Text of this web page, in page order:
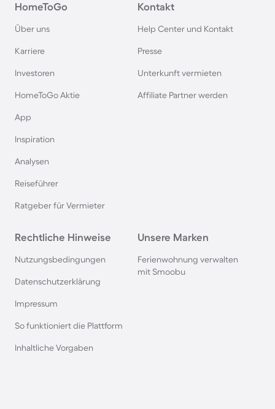
Pensionen in Oberstdorf
Pensionen in Schweden
Pensionen in Holland
Pensionen im Bayerischen Wald
Pensionen in Deutschland
Pensionen in Berchtesgaden
HomeToGo
Über uns
Karriere
Investoren
HomeToGo Aktie
App
Inspiration
Analysen
Reiseführer
Ratgeber für Vermieter
Kontakt
Help Center und Kontakt
Presse
Unterkunft vermieten
Affiliate Partner werden
Rechtliche Hinweise
Nutzungsbedingungen
Datenschutzerklärung
Impressum
So funktioniert die Plattform
Inhaltliche Vorgaben
Unsere Marken
Ferienwohnung verwalten
mit Smoobu